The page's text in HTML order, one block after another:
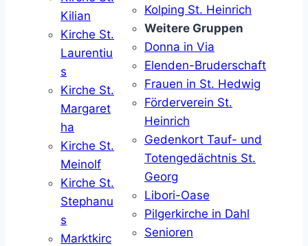
Kilian
Kirche St.
Laurentiu
s
Kirche St.
Margaret
ha
Kirche St.
Meinolf
Kirche St.
Stephanu
s
Marktkirc
Kolping St. Heinrich
Weitere Gruppen
Donna in Via
Elenden-Bruderschaft
Frauen in St. Hedwig
Förderverein St.
Heinrich
Gedenkort Tauf- und
Totengedächtnis St.
Georg
Libori-Oase
Pilgerkirche in Dahl
Senioren